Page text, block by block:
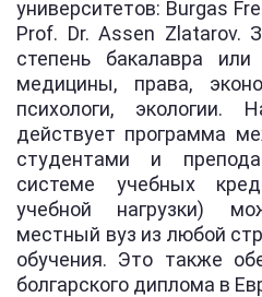
университетов: Burgas
Prof. Dr. Assen Zlatarov.
степень бакалавра
медицины, права,
психологи,
действует программа
студентами и
системе учебных
учебной нагрузки)
местный вуз из любой
обучения. Это также
болгарского диплома в